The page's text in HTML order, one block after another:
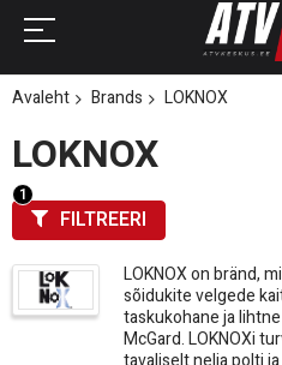
Avaleht Brands LOKNOX
LOKNOX
LOKNOX on bränd,
sõidukite velgede
taskukohane ja
McGard. LOKNOXi
FILTREERI